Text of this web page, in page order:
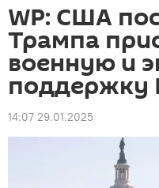
WP: США
Трампа
военную и
поддержку
14:07 29.01.2025